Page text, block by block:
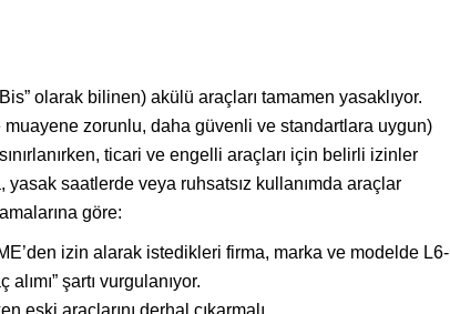
olarak bilinen) akülü araçları tamamen yasaklıyor.
muayene zorunlu, daha güvenli ve standartlara uygun)
ticari ve engelli araçları için belirli izinler
yasak saatlerde veya ruhsatsız kullanımda araçlar
göre:
izin alarak istedikleri firma, marka ve modelde L6-
şartı vurgulanıyor.
eski araçlarını derhal çıkarmalı.